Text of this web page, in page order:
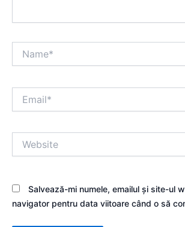
Salvează-mi numele, emailul și site-ul
navigator pentru data viitoare când o să